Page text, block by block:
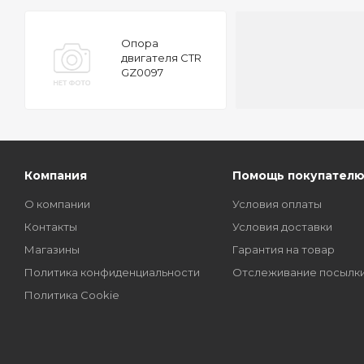
Опора
двигателя CTR
GZ0097
Компания
О компании
Контакты
Магазины
Политика конфиденциальности
Политика Cookie
Помощь покупателю
Условия оплаты
Условия доставки
Гарантия на товар
Отслеживание